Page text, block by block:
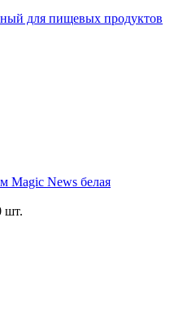
для пищевых продуктов
Magic News белая
шт.